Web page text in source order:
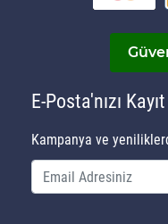
E-Posta'nızı
Kampanya ve